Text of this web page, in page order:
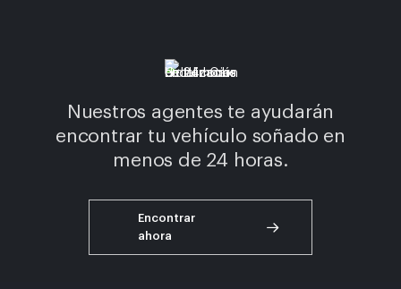
Nuestros agentes te ayudarán
encontrar tu vehículo soñado en
menos de 24 horas.
Encontrar
ahora